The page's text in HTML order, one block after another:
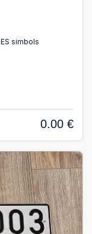
ES simbols
0.00 €